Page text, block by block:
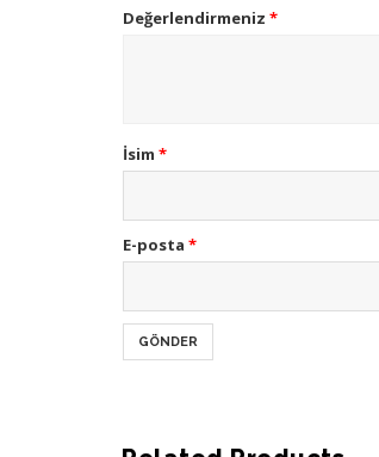
Değerlendirmeniz *
İsim *
E-posta *